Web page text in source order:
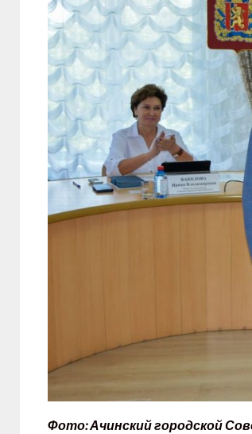
Фото: Ачинский городской